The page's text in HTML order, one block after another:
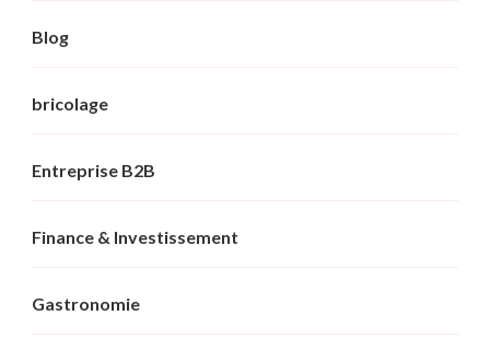
Blog
bricolage
Entreprise B2B
Finance & Investissement
Gastronomie